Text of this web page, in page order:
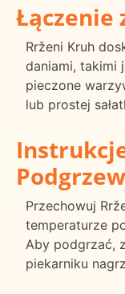
Rrženi Kruh
daniami, takimi
pieczone
lub prostej
Przechowuj
temperaturze
Aby podgrzać,
piekarniku